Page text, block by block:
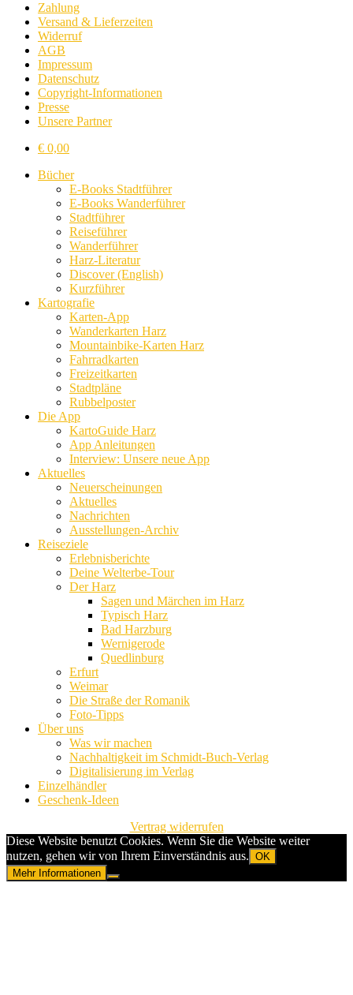
Zahlung
Versand & Lieferzeiten
Widerruf
AGB
Impressum
Datenschutz
Copyright-Informationen
Presse
Unsere Partner
€ 0,00
Bücher
E-Books Stadtführer
E-Books Wanderführer
Stadtführer
Reiseführer
Wanderführer
Harz-Literatur
Discover (English)
Kurzführer
Kartografie
Karten-App
Wanderkarten Harz
Mountainbike-Karten Harz
Fahrradkarten
Freizeitkarten
Stadtpläne
Rubbelposter
Die App
KartoGuide Harz
App Anleitungen
Interview: Unsere neue App
Aktuelles
Neuerscheinungen
Aktuelles
Nachrichten
Ausstellungen-Archiv
Reiseziele
Erlebnisberichte
Deine Welterbe-Tour
Der Harz
Sagen und Märchen im Harz
Typisch Harz
Bad Harzburg
Wernigerode
Quedlinburg
Erfurt
Weimar
Die Straße der Romanik
Foto-Tipps
Über uns
Was wir machen
Nachhaltigkeit im Schmidt-Buch-Verlag
Digitalisierung im Verlag
Einzelhändler
Geschenk-Ideen
Vertrag widerrufen
Diese Website benutzt Cookies. Wenn Sie die Website weiter
nutzen, gehen wir von Ihrem Einverständnis aus. OK
Mehr Informationen